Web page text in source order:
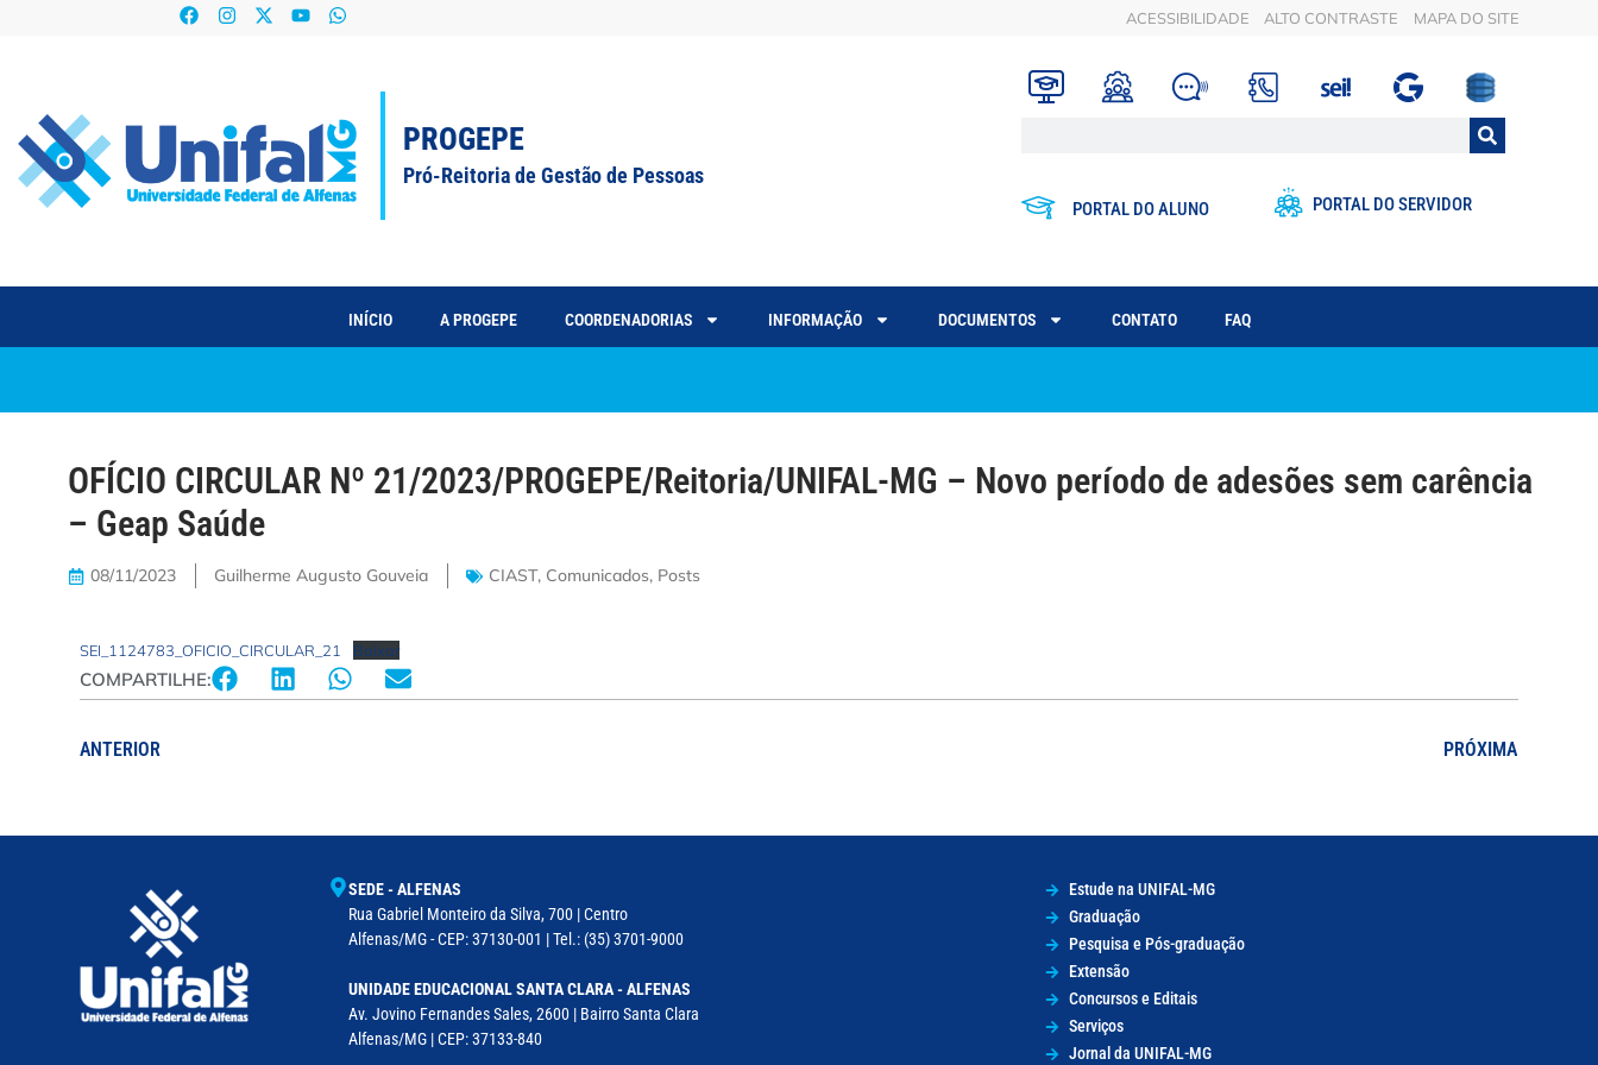
ACESSIBILIDADE ALTO CONTRASTE MAPA DO SITE
PROGEPE
Pró-Reitoria de Gestão de Pessoas
PORTAL DO ALUNO PORTAL DO SERVIDOR
INÍCIO A PROGEPE COORDENADORIAS INFORMAÇÃO DOCUMENTOS CONTATO FAQ
OFÍCIO CIRCULAR Nº 21/2023/PROGEPE/Reitoria/UNIFAL-MG – Novo período de adesões sem carência
– Geap Saúde
08/11/2023 Guilherme Augusto Gouveia CIAST, Comunicados, Posts
SEI_1124783_OFICIO_CIRCULAR_21 Baixar
COMPARTILHE:
ANTERIOR PRÓXIMA
SEDE - ALFENAS
Rua Gabriel Monteiro da Silva, 700 | Centro
Alfenas/MG - CEP: 37130-001 | Tel.: (35) 3701-9000
UNIDADE EDUCACIONAL SANTA CLARA - ALFENAS
Av. Jovino Fernandes Sales, 2600 | Bairro Santa Clara
Alfenas/MG | CEP: 37133-840
Estude na UNIFAL-MG
Graduação
Pesquisa e Pós-graduação
Extensão
Concursos e Editais
Serviços
Jornal da UNIFAL-MG